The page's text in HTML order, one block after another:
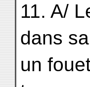
11. A/
dans
un